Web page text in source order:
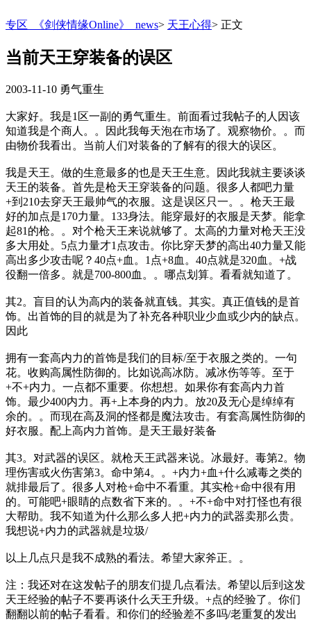
专区_《剑侠情缘Online》_news> 天王心得> 正文
当前天王穿装备的误区
2003-11-10 勇气重生
大家好。我是1区一副的勇气重生。前面看过我帖子的人因该
知道我是个商人。。因此我每天泡在市场了。观察物价。。而
由物价我看出。当前人们对装备的了解有的很大的误区。
我是天王。做的生意最多的也是天王生意。因此我就主要谈谈
天王的装备。首先是枪天王穿装备的问题。很多人都吧力量
+到210去穿天王最帅气的衣服。这是误区只一。。枪天王最
好的加点是170力量。133身法。能穿最好的衣服是天梦。能拿
起81的枪。。对个枪天王来说就够了。太高的力量对枪天王没
多大用处。5点力量才1点攻击。你比穿天梦的高出40力量又能
高出多少攻击呢？40点+血。1点+8血。40点就是320血。+战
役翻一倍多。就是700-800血。。哪点划算。看看就知道了。
其2。盲目的认为高内的装备就直钱。其实。真正值钱的是首
饰。出首饰的目的就是为了补充各种职业少血或少内的缺点。
因此
拥有一套高内力的首饰是我们的目标/至于衣服之类的。一句
花。收购高属性防御的。比如说高冰防。减冰伤等等。至于
+不+内力。一点都不重要。你想想。如果你有套高内力首
饰。最少400内力。再+上本身的内力。放20及无心是绰绰有
余的。。而现在高及洞的怪都是魔法攻击。有套高属性防御的
好衣服。配上高内力首饰。是天王最好装备
其3。对武器的误区。就枪天王武器来说。冰最好。毒第2。物
理伤害或火伤害第3。命中第4。。+内力+血+什么减毒之类的
就排最后了。很多人对枪+命中不看重。其实枪+命中很有用
的。可能吧+眼睛的点数省下来的。。+不+命中对打怪也有很
大帮助。我不知道为什么那么多人把+内力的武器卖那么贵。
我想说+内力的武器就是垃圾/
以上几点只是我不成熟的看法。希望大家斧正。。
注：我还对在这发帖子的朋友们提几点看法。希望以后到这发
天王经验的帖子不要再谈什么天王升级。+点的经验了。你们
翻翻以前的帖子看看。和你们的经验差不多吗/老重复的发出